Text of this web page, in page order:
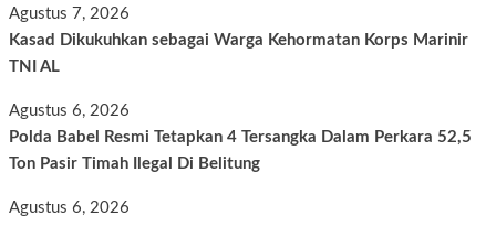
Agustus 7, 2026
Kasad Dikukuhkan sebagai Warga Kehormatan Korps Marinir
TNI AL
Agustus 6, 2026
Polda Babel Resmi Tetapkan 4 Tersangka Dalam Perkara 52,5
Ton Pasir Timah Ilegal Di Belitung
Agustus 6, 2026